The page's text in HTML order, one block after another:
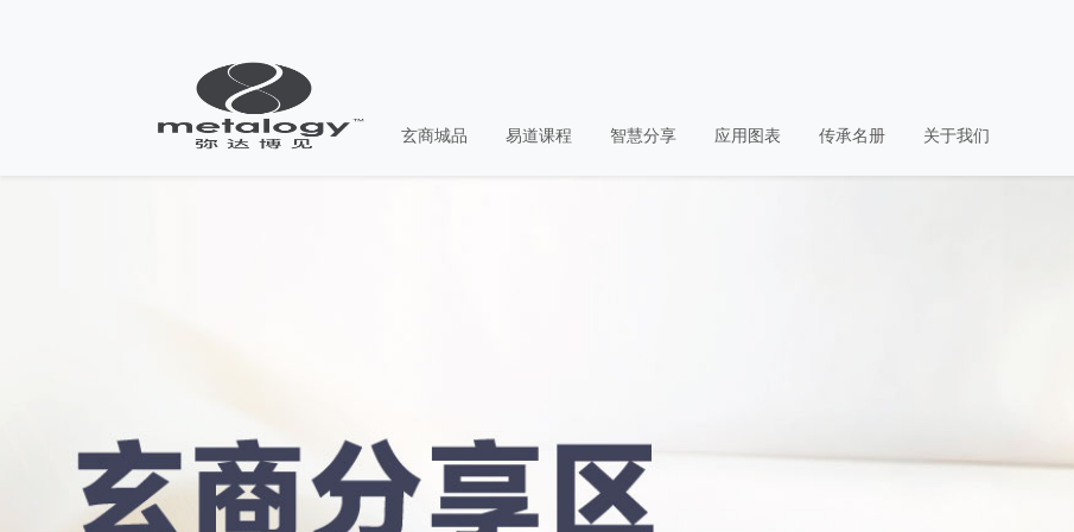
玄商城品 易道课程 智慧分享 应用图表 传承名册 关于我们